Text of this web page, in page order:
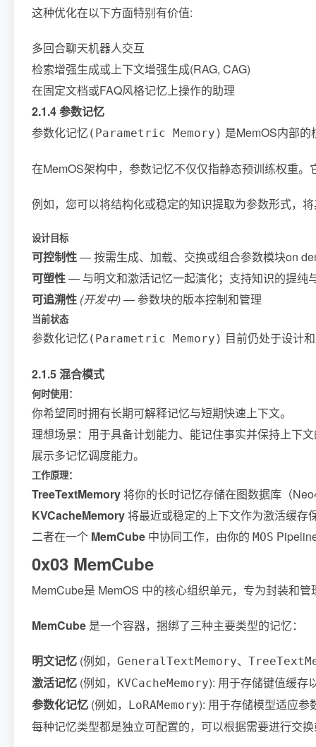
这种优化在以下方面特别有价值:
多回合聊天机器人交互
检索增强生成或上下文增强生成(RAG, CAG)
在固定文档或FAQ风格记忆上操作的助理
2.1.4 参数记忆
参数化记忆(Parametric Memory) 是MemOS内部的
在MemOS架构中，参数记忆不仅仅指静态预训练权重
例如，您可以将结构化或稳定的知识提取为参数形式，
设计目标
可控制性— 按需生成、加载、交换或组合参数模块on
可塑性— 与明文和激活记忆一起演化；支持知识的提纯
可追溯性 (开发中)— 参数块的版本控制和管理
当前状态
参数化记忆(Parametric Memory) 目前仍处于设计
2.1.5 混合模式
何时使用：
你希望同时拥有长期可解释记忆与短期快速上下文。
理想场景：用于具备计划能力、能记住事实并保持上下
展示多记忆调度能力。
工作原理：
TreeTextMemory将你的长时记忆存储在图数据库（
KVCacheMemory将最近或稳定的上下文作为激活缓存
二者在一个 MemCube 中协同工作，由你的 MOS
0x03 MemCube
MemCube是 MemOS 中的核心组织单元，专为封装和
MemCube 是一个容器，捆绑了三种主要类型的记忆：
明文记忆 (例如， GeneralTextMemory、
激活记忆 (例如， KVCacheMemory): 用于存储键值缓存
参数化记忆 (例如， LoRAMemory): 用于存储模型适应参
每种记忆类型都是独立可配置的，可以根据需要进行交